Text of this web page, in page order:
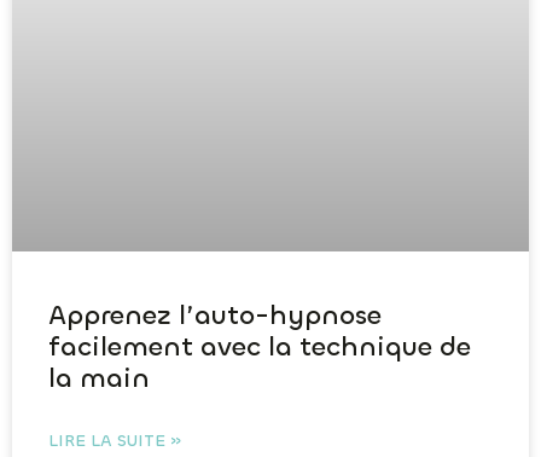
Apprenez l’auto-hypnose
facilement avec la technique de
la main
LIRE LA SUITE »